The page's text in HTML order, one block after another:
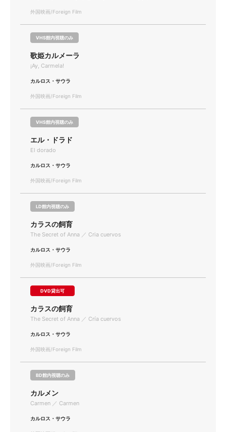
外国映画/Foreign Film
VHS館内視聴のみ
歌姫カルメーラ
¡Ay, Carmela!
カルロス・サウラ
外国映画/Foreign Film
VHS館内視聴のみ
エル・ドラド
El dorado
カルロス・サウラ
外国映画/Foreign Film
LD館内視聴のみ
カラスの飼育
The Secret of Anna ／ Cria cuervos
カルロス・サウラ
外国映画/Foreign Film
DVD貸出可
カラスの飼育
The Secret of Anna ／ Cría cuervos
カルロス・サウラ
外国映画/Foreign Film
BD館内視聴のみ
カルメン
Carmen ／ Carmen
カルロス・サウラ